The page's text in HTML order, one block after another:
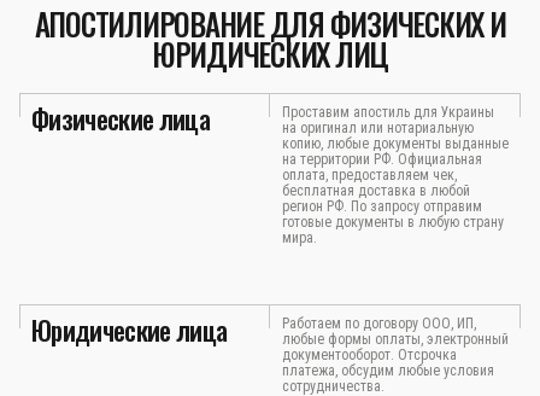
АПОСТИЛИРОВАНИЕ ДЛЯ ФИЗИЧЕСКИХ И
ЮРИДИЧЕСКИХ ЛИЦ
Физические лица
Проставим апостиль для Украины
на оригинал или нотариальную
копию, любые документы выданные
на территории РФ. Официальная
оплата, предоставляем чек,
бесплатная доставка в любой
регион РФ. По запросу отправим
готовые документы в любую страну
мира.
Юридические лица
Работаем по договору ООО, ИП,
любые формы оплаты, электронный
документооборот. Отсрочка
платежа, обсудим любые условия
сотрудничества.